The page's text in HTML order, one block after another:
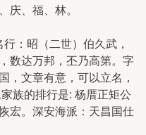
庆、福、林。
：昭（二世）伯久武，
数达万邦，丕乃高第。字
，文章有意，可以立名，
族的排行是: 杨厝正矩公
宏。深安海派：天昌国仕